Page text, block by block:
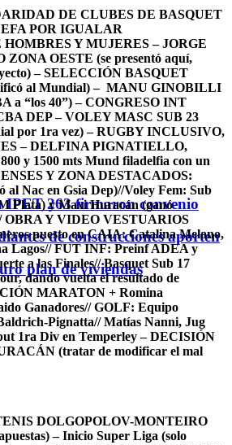
IPET 263 firmaron convenio
de construcciones aporten
plan de viviendas
DE CLUBES DE BASQUET
POR IGUALAR
Y MUJERES – JORGE
OESTE (se presentó aquí,
– SELECCIÓN BASQUET
al Mundial) – MANU GINOBILLI
a “los 40”) – CONGRESO INT
DEP – VOLEY MASC SUB 23
por 1ra vez) – RUGBY INCLUSIVO,
– DELFINA PIGNATIELLO,
y 1500 mts Mund filadelfia con un
Y ZONA DESTACADOS:
Nac en Gsia Dep)//Voley Fem: Sub
Plata) y Maxi Huracán (ganó
OBRA Y VIDEO VESTUARIOS
puesto en CAIA: Catalina Melano,
Lagos// FUT INF: Preinf ADEA y
a las Finales// Basquet Sub 17
dando vuelta el resultado de
MARATON + Romina
Ganadores// GOLF: Equipo
Pignatta// Matías Nanni, Jug
1ra Div en Temperley – DECISIÓN
(tratar de modificar el mal
DOLGOPOLOV-MONTEIRO
– Inicio Super Liga (solo